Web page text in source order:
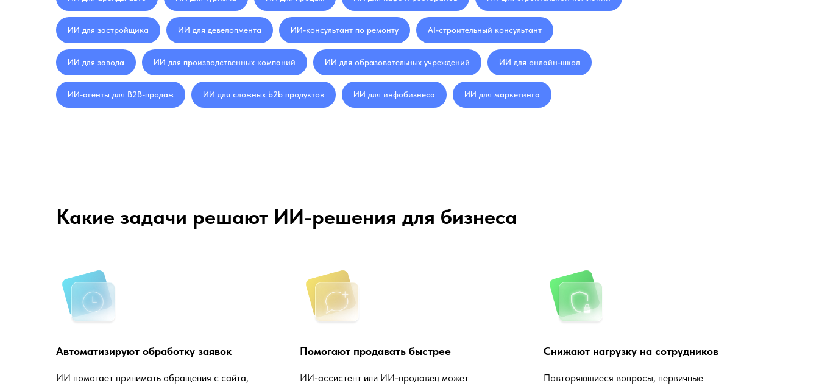
ИИ для застройщика ИИ для девелопмента ИИ-консультант по ремонту AI-строительный консультант
ИИ для завода ИИ для производственных компаний ИИ для образовательных учреждений ИИ для онлайн-школ
ИИ-агенты для B2B-продаж ИИ для сложных b2b продуктов ИИ для инфобизнеса ИИ для маркетинга
Какие задачи решают ИИ-решения для бизнеса
Автоматизируют обработку заявок
ИИ помогает принимать обращения с сайта,
Помогают продавать быстрее
ИИ-ассистент или ИИ-продавец может
Снижают нагрузку на сотрудников
Повторяющиеся вопросы, первичные